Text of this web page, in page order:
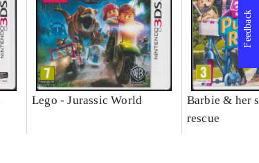
Lego - Jurassic World
Barbie & her
rescue
Feedback